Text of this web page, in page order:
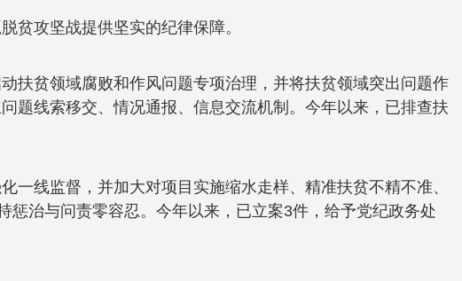
贫攻坚战提供坚实的纪律保障。
扶贫领域腐败和作风问题专项治理，并将扶贫领域突出问题作
题线索移交、情况通报、信息交流机制。今年以来，已排查扶
线监督，并加大对项目实施缩水走样、精准扶贫不精不准、
惩治与问责零容忍。今年以来，已立案3件，给予党纪政务处